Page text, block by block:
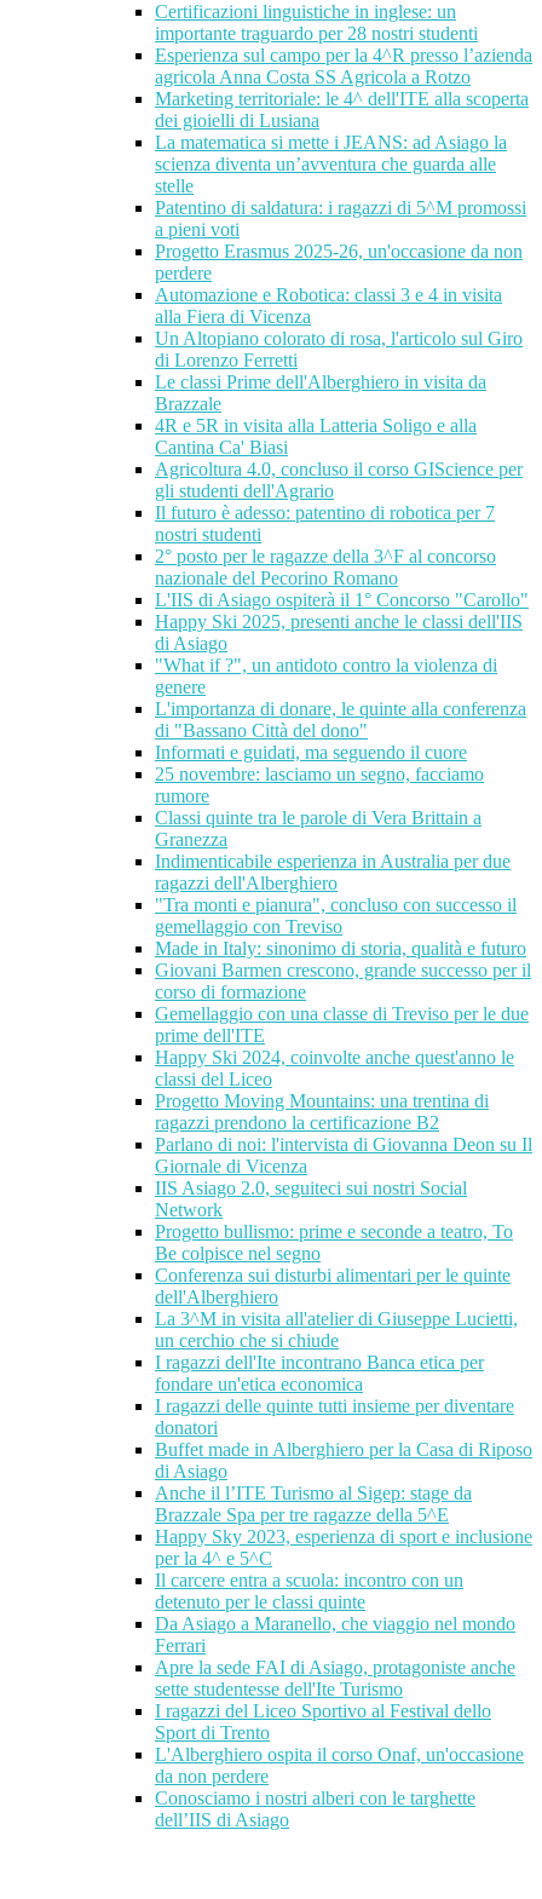
Certificazioni linguistiche in inglese: un
importante traguardo per 28 nostri studenti
Esperienza sul campo per la 4^R presso l’azienda
agricola Anna Costa SS Agricola a Rotzo
Marketing territoriale: le 4^ dell'ITE alla scoperta
dei gioielli di Lusiana
La matematica si mette i JEANS: ad Asiago la
scienza diventa un’avventura che guarda alle
stelle
Patentino di saldatura: i ragazzi di 5^M promossi
a pieni voti
Progetto Erasmus 2025-26, un'occasione da non
perdere
Automazione e Robotica: classi 3 e 4 in visita
alla Fiera di Vicenza
Un Altopiano colorato di rosa, l'articolo sul Giro
di Lorenzo Ferretti
Le classi Prime dell'Alberghiero in visita da
Brazzale
4R e 5R in visita alla Latteria Soligo e alla
Cantina Ca' Biasi
Agricoltura 4.0, concluso il corso GIScience per
gli studenti dell'Agrario
Il futuro è adesso: patentino di robotica per 7
nostri studenti
2° posto per le ragazze della 3^F al concorso
nazionale del Pecorino Romano
L'IIS di Asiago ospiterà il 1° Concorso "Carollo"
Happy Ski 2025, presenti anche le classi dell'IIS
di Asiago
"What if ?", un antidoto contro la violenza di
genere
L'importanza di donare, le quinte alla conferenza
di "Bassano Città del dono"
Informati e guidati, ma seguendo il cuore
25 novembre: lasciamo un segno, facciamo
rumore
Classi quinte tra le parole di Vera Brittain a
Granezza
Indimenticabile esperienza in Australia per due
ragazzi dell'Alberghiero
"Tra monti e pianura", concluso con successo il
gemellaggio con Treviso
Made in Italy: sinonimo di storia, qualità e futuro
Giovani Barmen crescono, grande successo per il
corso di formazione
Gemellaggio con una classe di Treviso per le due
prime dell'ITE
Happy Ski 2024, coinvolte anche quest'anno le
classi del Liceo
Progetto Moving Mountains: una trentina di
ragazzi prendono la certificazione B2
Parlano di noi: l'intervista di Giovanna Deon su Il
Giornale di Vicenza
IIS Asiago 2.0, seguiteci sui nostri Social
Network
Progetto bullismo: prime e seconde a teatro, To
Be colpisce nel segno
Conferenza sui disturbi alimentari per le quinte
dell'Alberghiero
La 3^M in visita all'atelier di Giuseppe Lucietti,
un cerchio che si chiude
I ragazzi dell'Ite incontrano Banca etica per
fondare un'etica economica
I ragazzi delle quinte tutti insieme per diventare
donatori
Buffet made in Alberghiero per la Casa di Riposo
di Asiago
Anche il l’ITE Turismo al Sigep: stage da
Brazzale Spa per tre ragazze della 5^E
Happy Sky 2023, esperienza di sport e inclusione
per la 4^ e 5^C
Il carcere entra a scuola: incontro con un
detenuto per le classi quinte
Da Asiago a Maranello, che viaggio nel mondo
Ferrari
Apre la sede FAI di Asiago, protagoniste anche
sette studentesse dell'Ite Turismo
I ragazzi del Liceo Sportivo al Festival dello
Sport di Trento
L'Alberghiero ospita il corso Onaf, un'occasione
da non perdere
Conosciamo i nostri alberi con le targhette
dell’IIS di Asiago